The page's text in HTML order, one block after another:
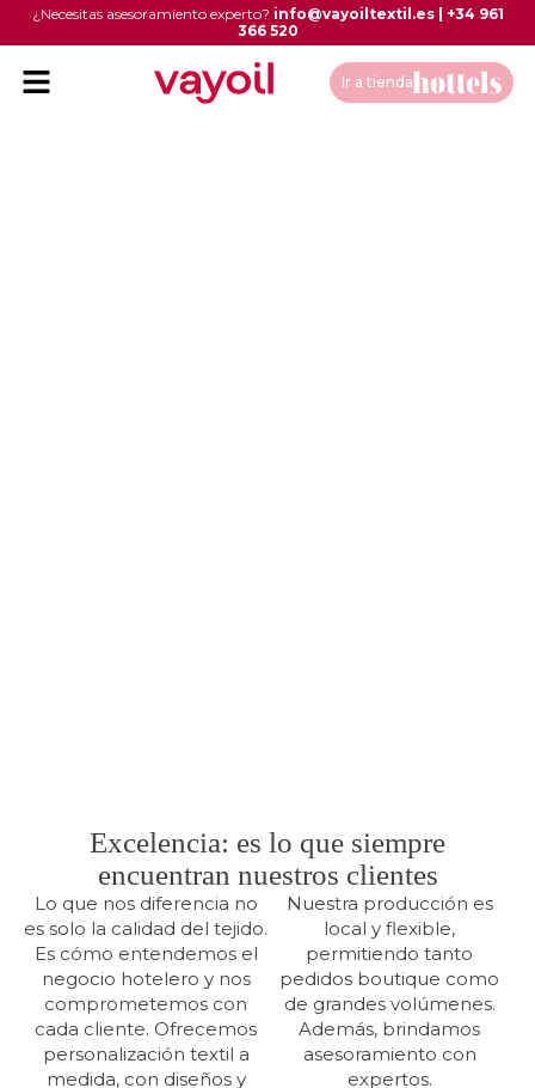
¿Necesitas asesoramiento experto? info@vayoiltextil.es| +34 961
366 520
Ir a tienda
Excelencia: es lo que siempre
encuentran nuestros clientes
Lo que nos diferencia no
es solo la calidad del tejido.
Es cómo entendemos el
negocio hotelero y nos
comprometemos con
cada cliente. Ofrecemos
personalización textil a
medida, con diseños y
Nuestra producción es
local y flexible,
permitiendo tanto
pedidos boutique como
de grandes volúmenes.
Además, brindamos
asesoramiento con
expertos.